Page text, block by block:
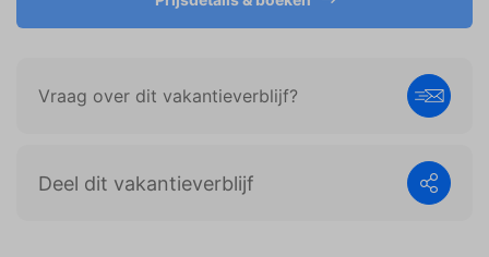
Vraag over dit vakantieverblijf?
Deel dit vakantieverblijf
weergeven die zijn afgestemd op en relevant zijn
voor de individuele gebruiker. Deze advertenties